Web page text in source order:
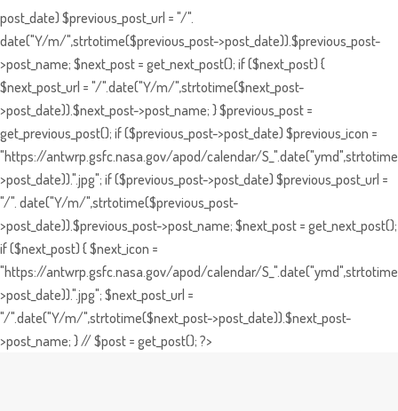
post_date) $previous_post_url = "/".
date("Y/m/",strtotime($previous_post->post_date)).$previous_post-
>post_name; $next_post = get_next_post(); if ($next_post) {
$next_post_url = "/".date("Y/m/",strtotime($next_post-
>post_date)).$next_post->post_name; } $previous_post =
get_previous_post(); if ($previous_post->post_date) $previous_icon =
"https://antwrp.gsfc.nasa.gov/apod/calendar/
>post_date)).".jpg"; if ($previous_post->post_date) $previous_post_url =
"/". date("Y/m/",strtotime($previous_post-
>post_date)).$previous_post->post_name; $next_post = get_next_post();
if ($next_post) { $next_icon =
"https://antwrp.gsfc.nasa.gov/apod/calendar/
>post_date)).".jpg"; $next_post_url =
"/".date("Y/m/",strtotime($next_post->post_date)).$next_post-
>post_name; } // $post = get_post(); ?>